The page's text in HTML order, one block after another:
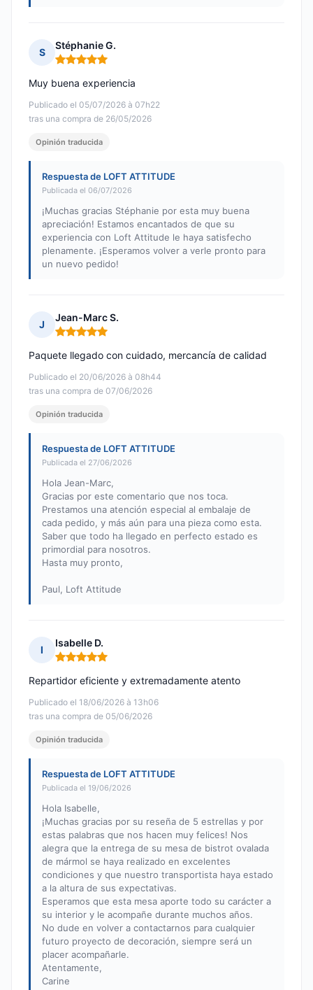
S
Stéphanie G.
Nota: 5 de 5
Publicado el 05/07/2026 à 07h22
tras una compra de 26/05/2026
Muy buena experiencia
Opinión traducida
Respuesta de LOFT ATTITUDE
Publicada el 06/07/2026
¡Muchas gracias Stéphanie por esta muy buena
apreciación! Estamos encantados de que su
experiencia con Loft Attitude le haya satisfecho
plenamente. ¡Esperamos volver a verle pronto para
un nuevo pedido!
J
Jean-Marc S.
Nota: 5 de 5
Publicado el 20/06/2026 à 08h44
tras una compra de 07/06/2026
Paquete llegado con cuidado, mercancía de calidad
Opinión traducida
Respuesta de LOFT ATTITUDE
Publicada el 27/06/2026
Hola Jean-Marc,
Gracias por este comentario que nos toca.
Prestamos una atención especial al embalaje de
cada pedido, y más aún para una pieza como esta.
Saber que todo ha llegado en perfecto estado es
primordial para nosotros.
Hasta muy pronto,
Paul, Loft Attitude
I
Isabelle D.
Nota: 5 de 5
Publicado el 18/06/2026 à 13h06
tras una compra de 05/06/2026
Repartidor eficiente y extremadamente atento
Opinión traducida
Respuesta de LOFT ATTITUDE
Publicada el 19/06/2026
Hola Isabelle,
¡Muchas gracias por su reseña de 5 estrellas y por
estas palabras que nos hacen muy felices! Nos
alegra que la entrega de su mesa de bistrot ovalada
de mármol se haya realizado en excelentes
condiciones y que nuestro transportista haya estado
a la altura de sus expectativas.
Esperamos que esta mesa aporte todo su carácter a
su interior y le acompañe durante muchos años.
No dude en volver a contactarnos para cualquier
futuro proyecto de decoración, siempre será un
placer acompañarle.
Atentamente,
Carine